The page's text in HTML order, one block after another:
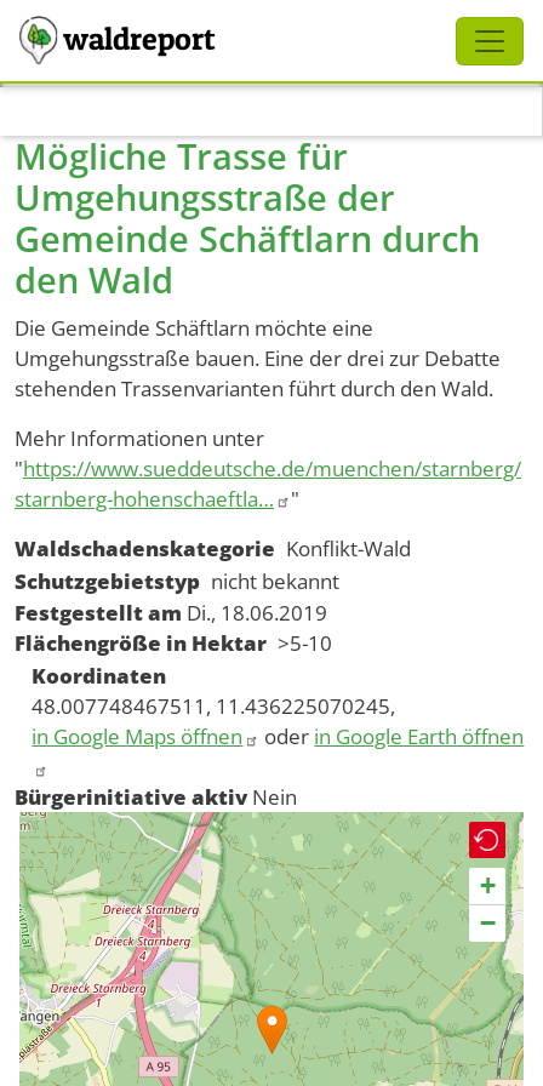
waldreport
Mögliche Trasse für
Umgehungsstraße der
Gemeinde Schäftlarn durch
den Wald
Die Gemeinde Schäftlarn möchte eine
Umgehungsstraße bauen. Eine der drei zur Debatte
stehenden Trassenvarianten führt durch den Wald.
Mehr Informationen unter
"https://www.sueddeutsche.de/muenchen/starnberg/
starnberg-hohenschaeftla…
"
Waldschadenskategorie Konflikt-Wald
Schutzgebietstyp nicht bekannt
Festgestellt am Di., 18.06.2019
Flächengröße in Hektar >5-10
Koordinaten
48.007748467511, 11.436225070245,
in Google Maps öffnen
oder in Google Earth öffnen
Bürgerinitiative aktiv Nein
+
−
Schliessen